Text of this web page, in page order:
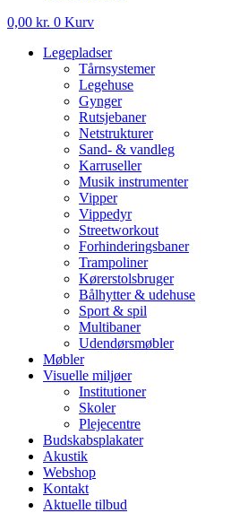
0,00 kr. 0 Kurv
Legepladser
Tårnsystemer
Legehuse
Gynger
Rutsjebaner
Netstrukturer
Sand- & vandleg
Karruseller
Musik instrumenter
Vipper
Vippedyr
Streetworkout
Forhinderingsbaner
Trampoliner
Kørerstolsbruger
Bålhytter & udehuse
Sport & spil
Multibaner
Udendørsmøbler
Møbler
Visuelle miljøer
Institutioner
Skoler
Plejecentre
Budskabsplakater
Akustik
Webshop
Kontakt
Aktuelle tilbud